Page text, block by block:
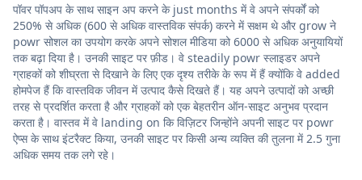
पॉवर पॉपअप के साथ साइन अप करने के just months में वे अपने संपर्कों को
250% से अधिक (600 से अधिक वास्तविक संपर्क) करने में सक्षम थे और grow ने
powr सोशल का उपयोग करके अपने सोशल मीडिया को 6000 से अधिक अनुयायियों
तक बढ़ा दिया है। उनकी साइट पर फ़ीड। वे steadily powr स्लाइडर अपने
ग्राहकों को शीघ्रता से दिखाने के लिए एक दृश्य तरीके के रूप में हैं क्योंकि वे added
होमपेज हैं कि वास्तविक जीवन में उत्पाद कैसे दिखते हैं। यह अपने उत्पादों को अच्छी
तरह से प्रदर्शित करता है और ग्राहकों को एक बेहतरीन ऑन-साइट अनुभव प्रदान
करता है। वास्तव में वे landing on कि विज़िटर जिन्होंने अपनी साइट पर powr
ऐप्स के साथ इंटरैक्ट किया, उनकी साइट पर किसी अन्य व्यक्ति की तुलना में 2.5 गुना
अधिक समय तक लगे रहे।